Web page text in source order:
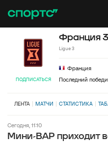
ПОДПИСАТЬСЯ
Франция
Ligue 3
Франция
Последний
ЛЕНТА МАТЧИ СТАТИСТИКА
Сегодня, 11:10
Мини-ВАР приходит